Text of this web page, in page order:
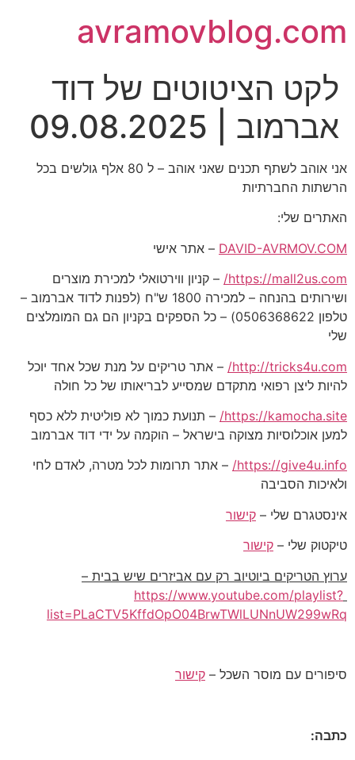
avramovblog.com
לקט הציטוטים של דוד
אברמוב | 09.08.2025
אני אוהב לשתף תכנים שאני אוהב – ל 80 אלף גולשים בכל
הרשתות החברתיות
האתרים שלי:
DAVID-AVRMOV.COM – אתר אישי
https://mall2us.com/ – קניון ווירטואלי למכירת מוצרים
ושירותים בהנחה – למכירה 1800 ש"ח (לפנות לדוד אברמוב –
טלפון 0506368622) – כל הספקים בקניון הם גם המומלצים
שלי
http://tricks4u.com/ – אתר טריקים על מנת שכל אחד יוכל
להיות ליצן רפואי מתקדם שמסייע לבריאותו של כל חולה
https://kamocha.site/ – תנועת כמוך לא פוליטית ללא כסף
למען אוכלוסיות מצוקה בישראל – הוקמה על ידי דוד אברמוב
https://give4u.info/ – אתר תרומות לכל מטרה, לאדם לחי
ולאיכות הסביבה
אינסטגרם שלי – קישור
טיקטוק שלי – קישור
ערוץ הטריקים ביוטיוב רק עם אביזרים שיש בבית –
https://www.youtube.com/playlist?
list=PLaCTV5KffdOpO04BrwTWlLUNnUW299wRq
סיפורים עם מוסר השכל – קישור
כתבה: